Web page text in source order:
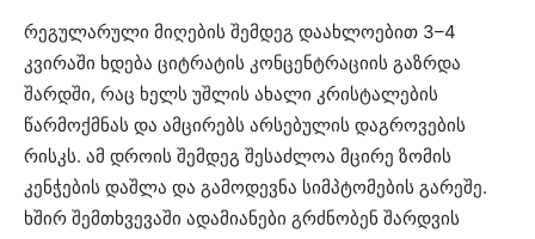
რეგულარული მიღების შემდეგ დაახლოებით 3–4
კვირაში ხდება ციტრატის კონცენტრაციის გაზრდა
შარდში, რაც ხელს უშლის ახალი კრისტალების
წარმოქმნას და ამცირებს არსებულის დაგროვების
რისკს. ამ დროის შემდეგ შესაძლოა მცირე ზომის
კენჭების დაშლა და გამოდევნა სიმპტომების გარეშე.
ხშირ შემთხვევაში ადამიანები გრძნობენ შარდვის